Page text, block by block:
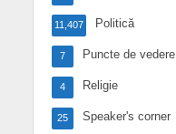
Politică
11,407
Puncte de vedere
7
Religie
4
Speaker's corner
25